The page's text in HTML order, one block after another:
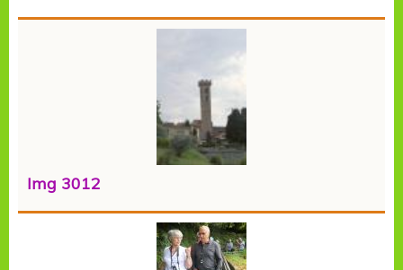
Img 3012